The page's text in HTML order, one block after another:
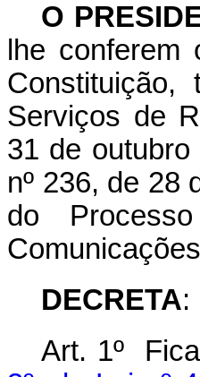
O
lhe conferem
Serviços de
31 de
nº 236, de 28
do
DECRETA:
Art. 1º